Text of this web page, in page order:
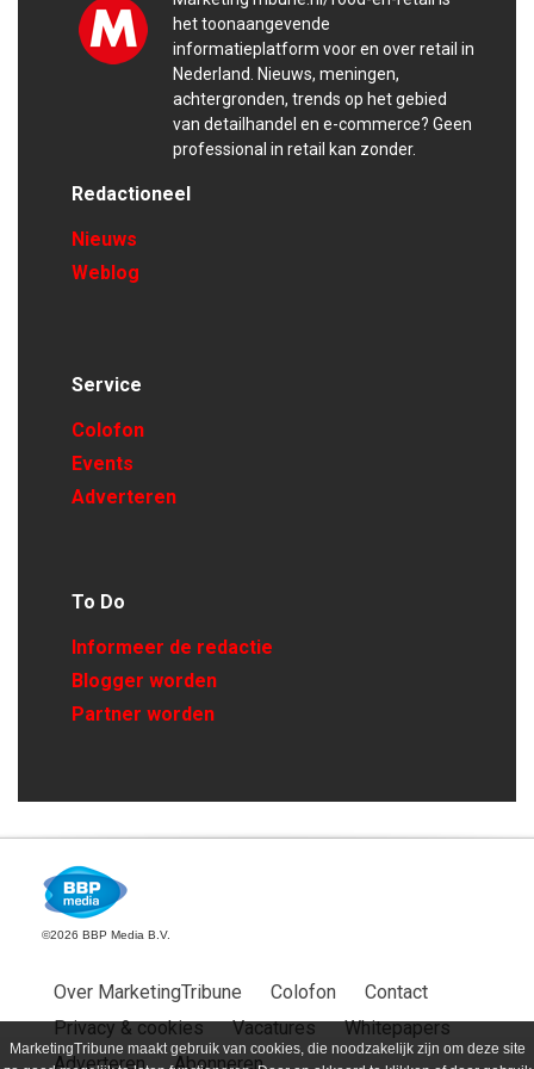
MarketingTribune maakt gebruik van cookies, die noodzakelijk zijn om deze site
het toonaangevende
informatieplatform voor en over retail in
Nederland. Nieuws, meningen,
achtergronden, trends op het gebied
van detailhandel en e-commerce? Geen
professional in retail kan zonder.
Redactioneel
Nieuws
Weblog
Service
Colofon
Events
Adverteren
To Do
Informeer de redactie
Blogger worden
Partner worden
©2026 BBP Media B.V.
Over MarketingTribune Colofon
Contact
Privacy & cookies
Vacatures
Whitepapers
Adverteren
Abonneren